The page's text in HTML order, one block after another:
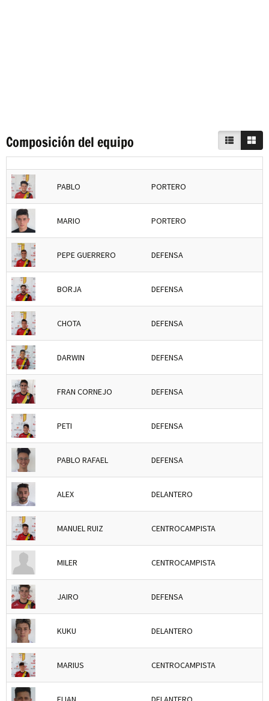
Composición del equipo
PABLO PORTERO
MARIO PORTERO
PEPE GUERRERO DEFENSA
BORJA DEFENSA
CHOTA DEFENSA
DARWIN DEFENSA
FRAN CORNEJO DEFENSA
PETI DEFENSA
PABLO RAFAEL DEFENSA
ALEX DELANTERO
MANUEL RUIZ CENTROCAMPISTA
MILER CENTROCAMPISTA
JAIRO DEFENSA
KUKU DELANTERO
MARIUS CENTROCAMPISTA